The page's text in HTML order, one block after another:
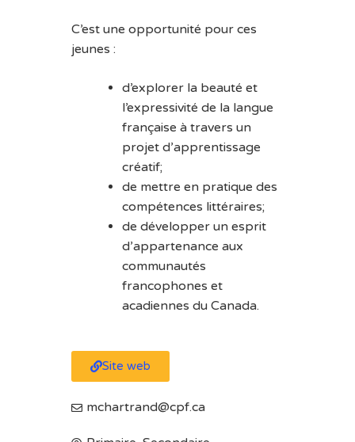
C’est une opportunité pour ces
jeunes :
d’explorer la beauté et
l’expressivité de la langue
française à travers un
projet d’apprentissage
créatif;
de mettre en pratique des
compétences littéraires;
de développer un esprit
d’appartenance aux
communautés
francophones et
acadiennes du Canada.
Site web
mchartrand@cpf.ca